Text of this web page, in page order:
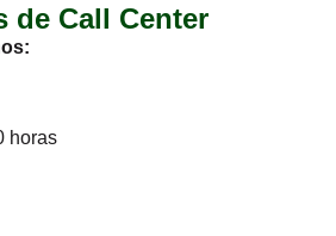
de Call Center
horas